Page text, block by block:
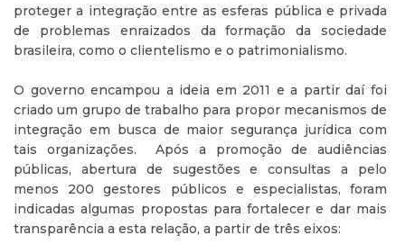
proteger a integração entre as esferas pública e privada
de problemas enraizados da formação da sociedade
brasileira, como o clientelismo e o patrimonialismo.
O governo encampou a ideia em 2011 e a partir daí foi
criado um grupo de trabalho para propor mecanismos de
integração em busca de maior segurança jurídica com
tais organizações. Após a promoção de audiências
públicas, abertura de sugestões e consultas a pelo
menos 200 gestores públicos e especialistas, foram
indicadas algumas propostas para fortalecer e dar mais
transparência a esta relação, a partir de três eixos: